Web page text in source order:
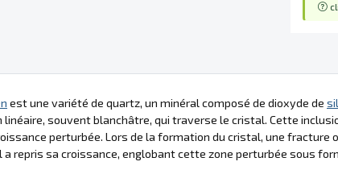
est une variété de quartz, un minéral composé de dioxyde de
linéaire, souvent blanchâtre, qui traverse le cristal. Cette
perturbée. Lors de la formation du cristal, une fracture
repris sa croissance, englobant cette zone perturbée sous